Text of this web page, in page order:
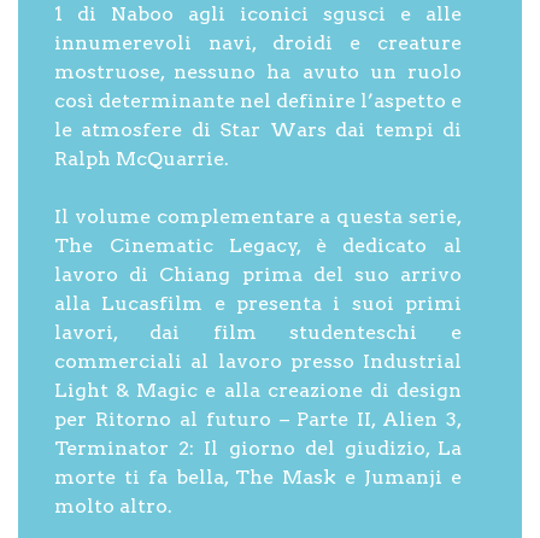
1 di Naboo agli iconici sgusci e alle
innumerevoli navi, droidi e creature
mostruose, nessuno ha avuto un ruolo
così determinante nel definire l’aspetto e
le atmosfere di Star Wars dai tempi di
Ralph McQuarrie.
Il volume complementare a questa serie,
The Cinematic Legacy, è dedicato al
lavoro di Chiang prima del suo arrivo
alla Lucasfilm e presenta i suoi primi
lavori, dai film studenteschi e
commerciali al lavoro presso Industrial
Light & Magic e alla creazione di design
per Ritorno al futuro – Parte II, Alien 3,
Terminator 2: Il giorno del giudizio, La
morte ti fa bella, The Mask e Jumanji e
molto altro.